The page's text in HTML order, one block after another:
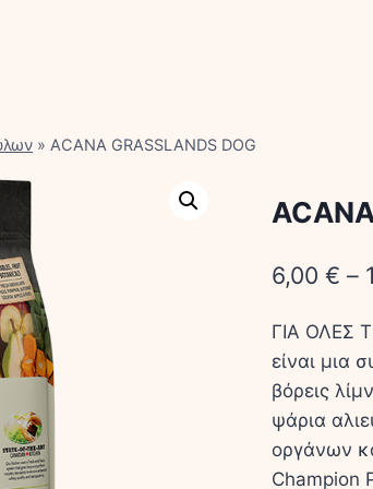
» ACANA GRASSLANDS DOG
6,00 € –
ΓΙΑ ΟΛΕΣ
είναι μια
βόρεις
ψάρια
οργάνων
Champion